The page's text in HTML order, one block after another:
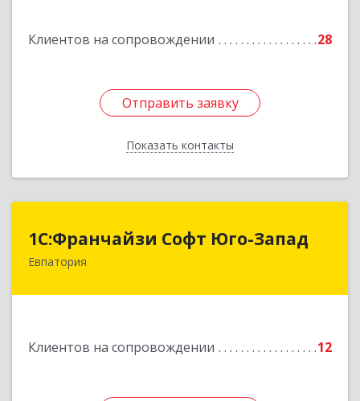
Клиентов на сопровождении 28
Отправить заявку
Показать контакты
Отправить заявку
Назад
1С:Франчайзи Софт Юго-Запад
Евпатория
Клиентов на сопровождении 12
1С:Франчайзи Софт Юго-Запад
297407, Крым Респ, Евпатория г, Победы пр-кт,